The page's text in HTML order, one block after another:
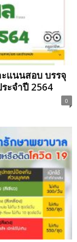
แนนสอบ บรรจุ
ะจำปี 2564
0